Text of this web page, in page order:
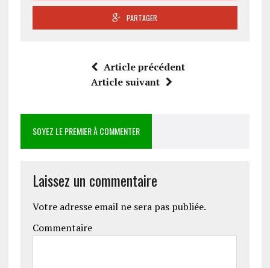
PARTAGER
Article précédent
Article suivant
SOYEZ LE PREMIER À COMMENTER
Laissez un commentaire
Votre adresse email ne sera pas publiée.
Commentaire